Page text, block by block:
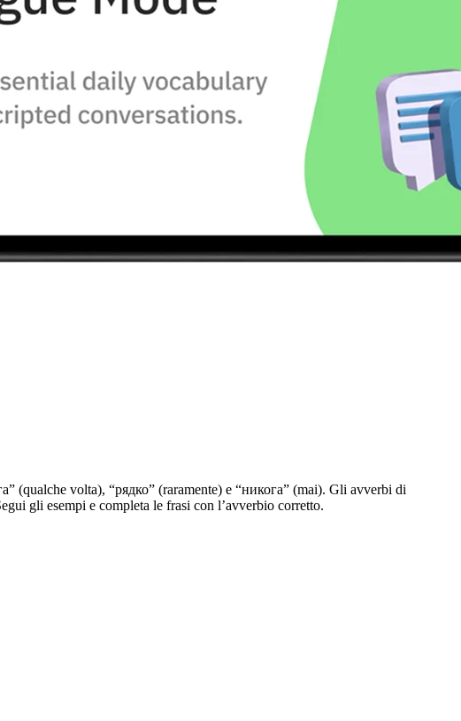
(qualche volta), “рядко” (raramente) e “никога” (mai). Gli avverbi di
gli esempi e completa le frasi con l’avverbio corretto.